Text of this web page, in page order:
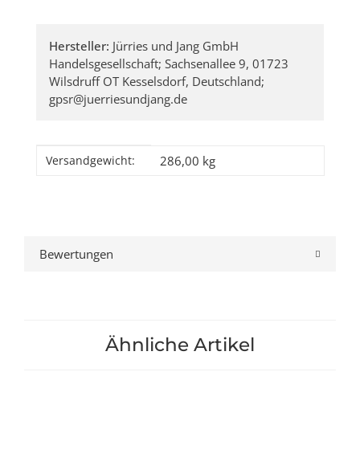
Hersteller: Jürries und Jang GmbH
Handelsgesellschaft; Sachsenallee 9, 01723
Wilsdruff OT Kesselsdorf, Deutschland;
gpsr@juerriesundjang.de
Produkteigenschaft
Wert
Versandgewicht: 286,00 kg
Bewertungen
Ähnliche Artikel